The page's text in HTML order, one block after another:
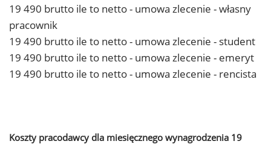
19 490 brutto ile to netto - umowa zlecenie - własny
pracownik
19 490 brutto ile to netto - umowa zlecenie - student
19 490 brutto ile to netto - umowa zlecenie - emeryt
19 490 brutto ile to netto - umowa zlecenie - rencista
Koszty pracodawcy dla miesięcznego wynagrodzenia 19